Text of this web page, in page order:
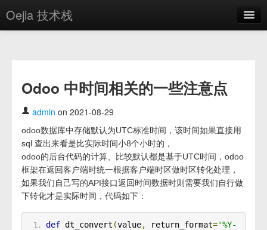
Oejia 技术栈
方案
OE学院
分享
关于
编辑器
登录
Odoo 中时间相关的一些注意点
admin on 2021-08-29
odoo数据库中存储默认为UTC标准时间，该时间如果直接用
sql 查出来看是比实际时间小8个小时的，
odoo的后台代码的计算、比较默认都是基于UTC时间，odoo
框架在返回客户端时统一根据客户端时区做时区转化处理，
如果我们自己写的API接口返回时间数据时则需要我们自行做
下转化才是实际时间，代码如下：
def dt_convert (value, return_format='%Y-